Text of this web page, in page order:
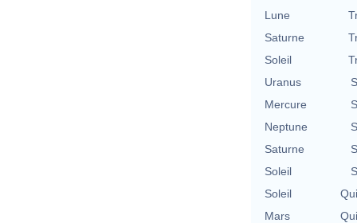
Lune
Saturne
Soleil
Uranus
Mercure
Neptune
Saturne
Soleil
Soleil
Mars